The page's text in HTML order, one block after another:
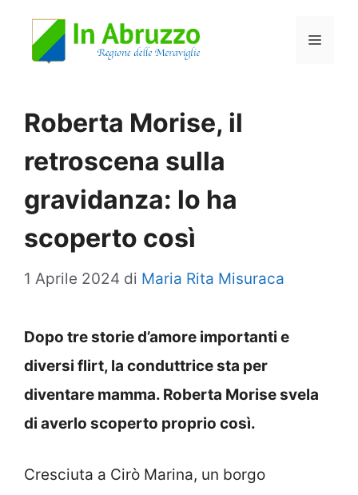
Menu
Roberta Morise, il
retroscena sulla
gravidanza: lo ha
scoperto così
1 Aprile 2024 di Maria Rita Misuraca
Dopo tre storie d’amore importanti e
diversi flirt, la conduttrice sta per
diventare mamma. Roberta Morise svela
di averlo scoperto proprio così.
Cresciuta a Cirò Marina, un borgo